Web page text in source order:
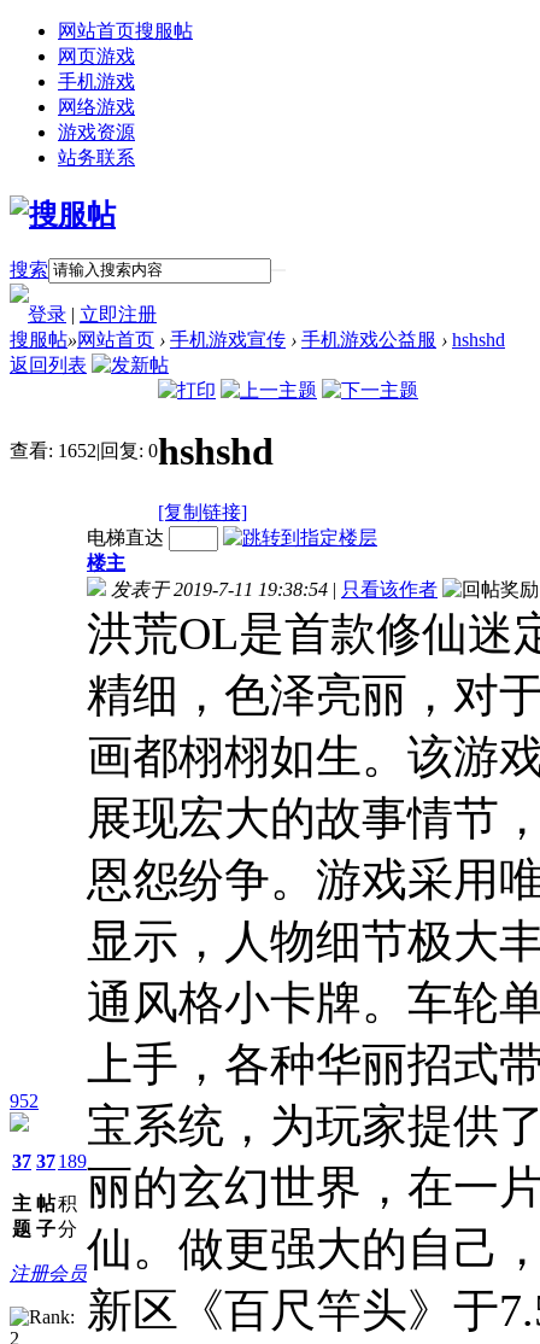
网站首页搜服帖
网页游戏
手机游戏
网络游戏
游戏资源
站务联系
搜索
登录 | 立即注册
搜服帖»网站首页 › 手机游戏宣传 › 手机游戏公益服 › hshshd
返回列表
查看: 1652|回复: 0hshshd
[复制链接]
952
37
主
题
37
帖
子
189
积
分
注册会员
电梯直达
楼主
发表于 2019-7-11 19:38:54 | 只看该作者
洪荒OL是首款修仙迷
精细，色泽亮丽，对
画都栩栩如生。该游
展现宏大的故事情节
恩怨纷争。游戏采用
显示，人物细节极大
通风格小卡牌。车轮
上手，各种华丽招式
宝系统，为玩家提供
丽的玄幻世界，在一
仙。做更强大的自己
新区《百尺竿头》于